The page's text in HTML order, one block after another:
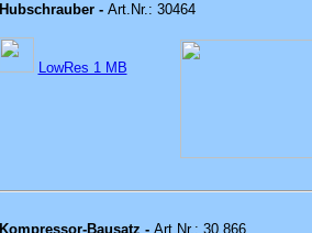
Hubschrauber - Art.Nr.: 30464
LowRes 1 MB
Kompressor-Bausatz - Art.Nr.: 30 866